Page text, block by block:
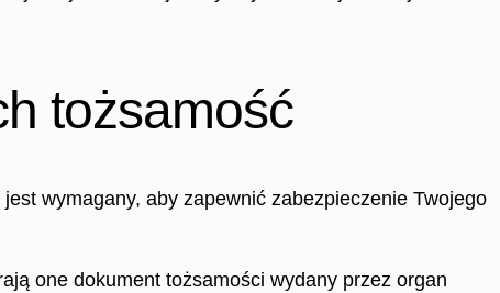
tożsamość
wymagany, aby zapewnić zabezpieczenie Twojego
one dokument tożsamości wydany przez organ